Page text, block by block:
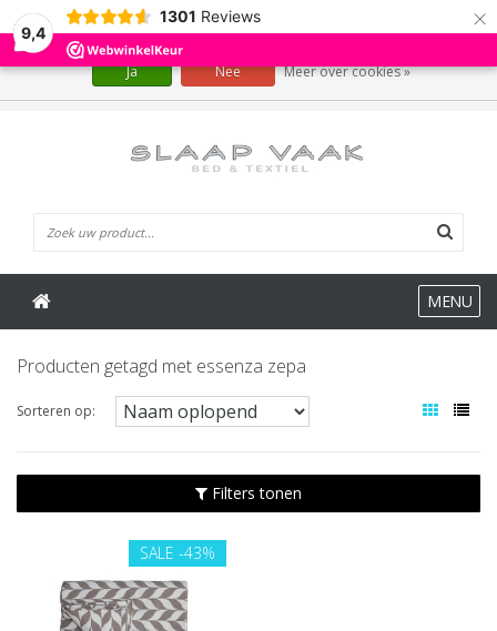
9,4
1301 Reviews ×
MENU
Producten getagd met essenza zepa
Sorteren op:
Filters tonen
SALE -43%
Wij slaan cookies op om onze website te verbeteren. Is dat akkoord?
Ja Nee Meer over cookies »